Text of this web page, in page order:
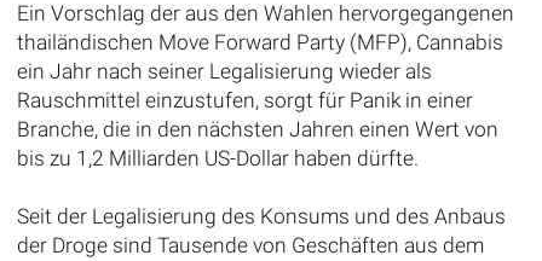
Ein Vorschlag der aus den Wahlen hervorgegangenen
thailändischen Move Forward Party (MFP), Cannabis
ein Jahr nach seiner Legalisierung wieder als
Rauschmittel einzustufen, sorgt für Panik in einer
Branche, die in den nächsten Jahren einen Wert von
bis zu 1,2 Milliarden US-Dollar haben dürfte.
Seit der Legalisierung des Konsums und des Anbaus
der Droge sind Tausende von Geschäften aus dem